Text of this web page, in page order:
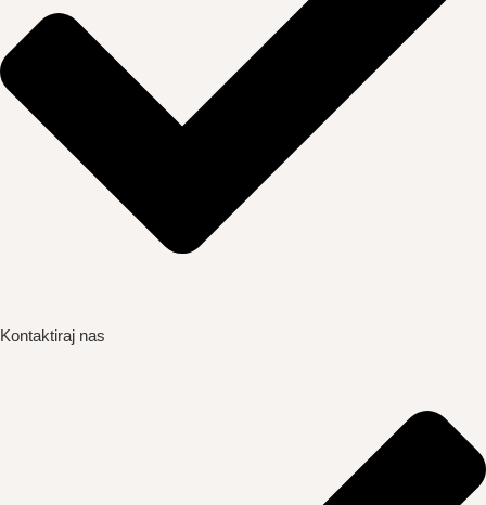
Kontaktiraj nas